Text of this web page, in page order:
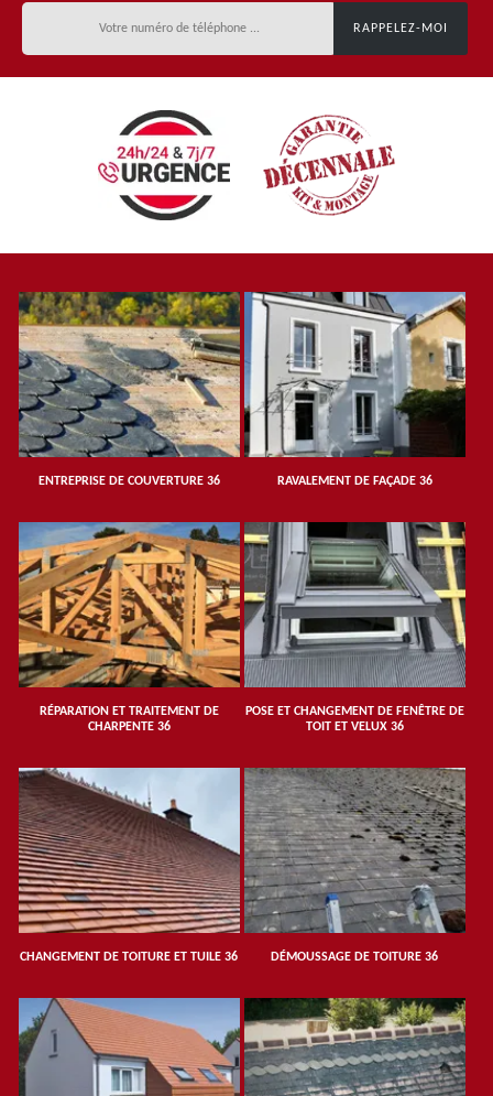
ENTREPRISE DE COUVERTURE 36 RAVALEMENT DE FAÇADE 36
RÉPARATION ET TRAITEMENT DE
CHARPENTE 36
POSE ET CHANGEMENT DE FENÊTRE DE
TOIT ET VELUX 36
CHANGEMENT DE TOITURE ET TUILE 36 DÉMOUSSAGE DE TOITURE 36